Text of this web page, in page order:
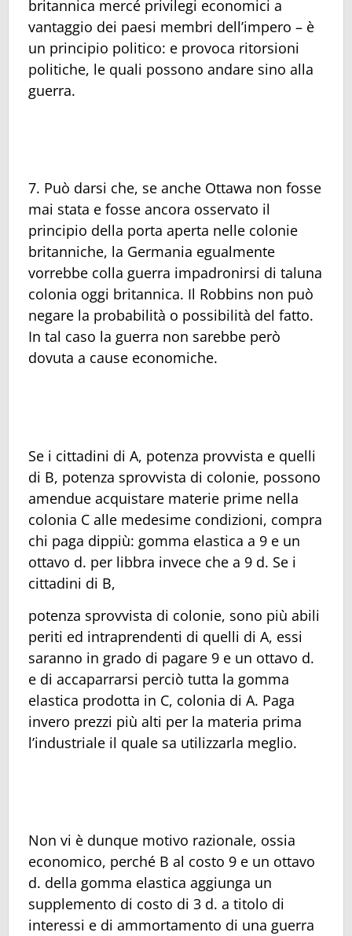
britannica mercé privilegi economici a
vantaggio dei paesi membri dell’impero – è
un principio politico: e provoca ritorsioni
politiche, le quali possono andare sino alla
guerra.
7. Può darsi che, se anche Ottawa non fosse
mai stata e fosse ancora osservato il
principio della porta aperta nelle colonie
britanniche, la Germania egualmente
vorrebbe colla guerra impadronirsi di taluna
colonia oggi britannica. Il Robbins non può
negare la probabilità o possibilità del fatto.
In tal caso la guerra non sarebbe però
dovuta a cause economiche.
Se i cittadini di A, potenza provvista e quelli
di B, potenza sprovvista di colonie, possono
amendue acquistare materie prime nella
colonia C alle medesime condizioni, compra
chi paga dippiù: gomma elastica a 9 e un
ottavo d. per libbra invece che a 9 d. Se i
cittadini di B,
potenza sprovvista di colonie, sono più abili
periti ed intraprendenti di quelli di A, essi
saranno in grado di pagare 9 e un ottavo d.
e di accaparrarsi perciò tutta la gomma
elastica prodotta in C, colonia di A. Paga
invero prezzi più alti per la materia prima
l’industriale il quale sa utilizzarla meglio.
Non vi è dunque motivo razionale, ossia
economico, perché B al costo 9 e un ottavo
d. della gomma elastica aggiunga un
supplemento di costo di 3 d. a titolo di
interessi e di ammortamento di una guerra